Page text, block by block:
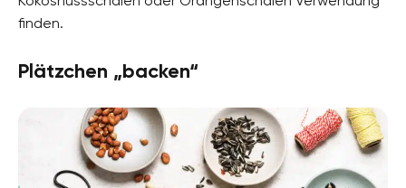
finden.
Plätzchen „backen“